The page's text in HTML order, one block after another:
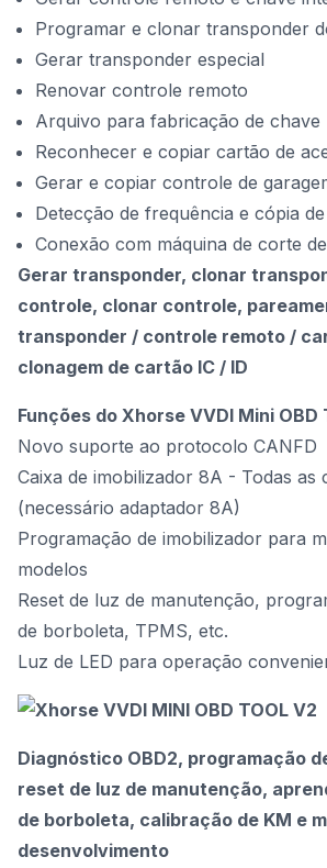
Programar e clonar transponder
Gerar transponder especial
Renovar controle remoto
Arquivo para fabricação de chave
Reconhecer e copiar cartão de
Gerar e copiar controle de
Detecção de frequência e cópia
Conexão com máquina de corte
Gerar transponder, clonar
controle, clonar controle,
transponder / controle remoto /
clonagem de cartão IC / ID
Funções do Xhorse VVDI Mini OBD
Novo suporte ao protocolo CANFD
Caixa de imobilizador 8A - Todas as
(necessário adaptador 8A)
Programação de imobilizador para
modelos
Reset de luz de manutenção,
de borboleta, TPMS, etc.
Luz de LED para operação
Diagnóstico OBD2, programação
reset de luz de manutenção,
de borboleta, calibração de KM e
desenvolvimento